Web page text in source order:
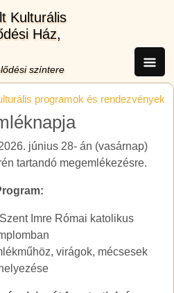
Kulturális
Ház,
színtere
programok és rendezvények
június 28- án (vasárnap)
tartandó megemlékezésre.
Imre Római katolikus
virágok, mécsesek